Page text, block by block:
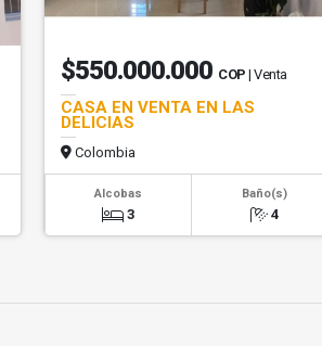
$550.000.000 COP | Venta
CASA EN VENTA EN LAS
DELICIAS
Colombia
Alcobas
3
Baño(s)
4